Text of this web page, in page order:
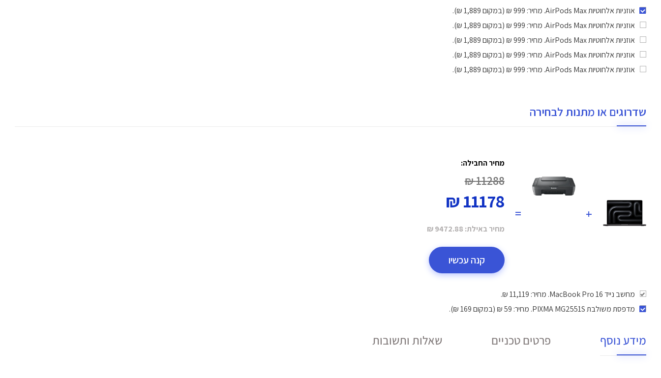
אוזניות אלחוטיות AirPods Max
. מחיר: 999 ₪ (במקום 1,889 ₪).
אוזניות אלחוטיות AirPods Max
. מחיר: 999 ₪ (במקום 1,889 ₪).
אוזניות אלחוטיות AirPods Max
. מחיר: 999 ₪ (במקום 1,889 ₪).
אוזניות אלחוטיות AirPods Max
. מחיר: 999 ₪ (במקום 1,889 ₪).
אוזניות אלחוטיות AirPods Max
. מחיר: 999 ₪ (במקום 1,889 ₪).
שדרוגים או מתנות לבחירה
+
=
מחיר החבילה:
11288 ₪
11178 ₪
מחיר באילת: 9472.88 ₪
קנה עכשיו
מחשב נייד MacBook Pro 16. מחיר: 11,119 ₪.
מדפסת משולבת PIXMA MG2551S
. מחיר: 59 ₪ (במקום 169 ₪).
מידע נוסף פרטים טכניים שאלות ותשובות